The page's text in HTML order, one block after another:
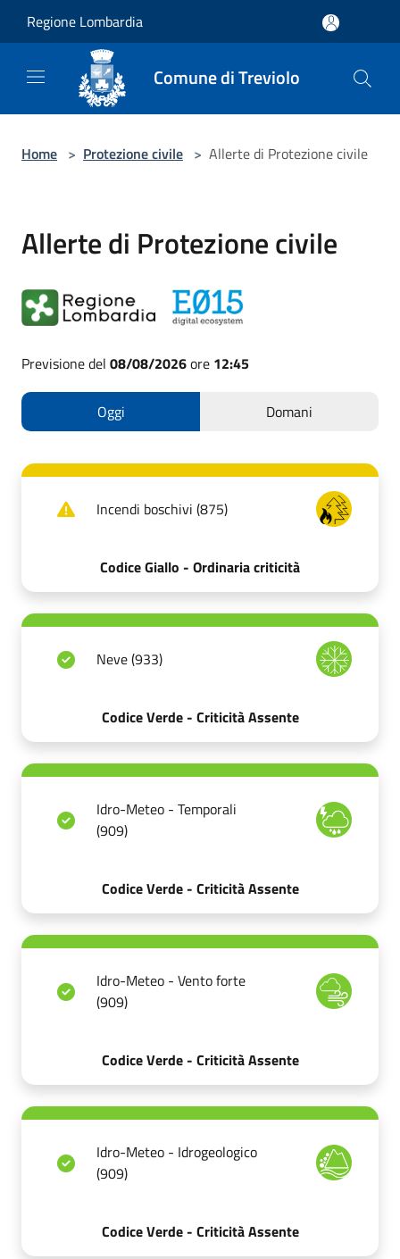
Regione Lombardia
Comune di Treviolo
Home > Protezione civile > Allerte di Protezione civile
Allerte di Protezione civile
Previsione del 08/08/2026ore 12:45
Oggi Domani
Incendi boschivi (875)
Codice Giallo - Ordinaria criticità
Neve (933)
Codice Verde - Criticità Assente
Idro-Meteo - Temporali
(909)
Codice Verde - Criticità Assente
Idro-Meteo - Vento forte
(909)
Codice Verde - Criticità Assente
Idro-Meteo - Idrogeologico
(909)
Codice Verde - Criticità Assente